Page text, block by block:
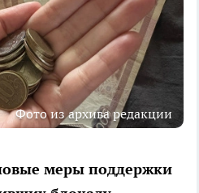
Фото из архива редакции
меры поддержки